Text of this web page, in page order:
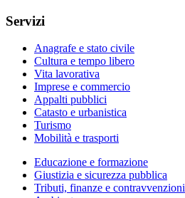
Servizi
Anagrafe e stato civile
Cultura e tempo libero
Vita lavorativa
Imprese e commercio
Appalti pubblici
Catasto e urbanistica
Turismo
Mobilità e trasporti
Educazione e formazione
Giustizia e sicurezza pubblica
Tributi, finanze e contravvenzioni